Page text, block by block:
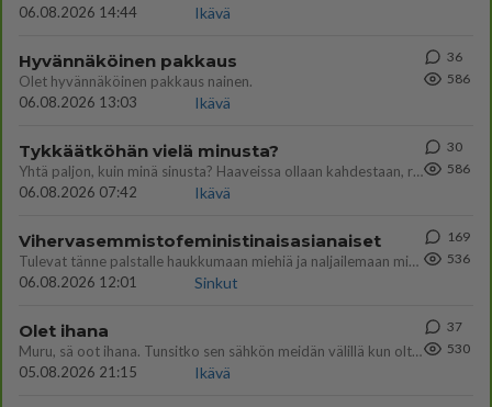
06.08.2026 14:44
Ikävä
Hyvännäköinen pakkaus
Olet hyvännäköinen pakkaus nainen.
06.08.2026 13:03
Ikävä
36
586
Tykkäätköhän vielä minusta?
Yhtä paljon, kuin minä sinusta? Haaveissa ollaan kahdestaan, rauhassa ja lähennytään fyysisesti ja tutustutaan syvemmin
06.08.2026 07:42
Ikävä
30
586
Vihervasemmistofeministinaisasianaiset
Tulevat tänne palstalle haukkumaan miehiä ja naljailemaan miehelle, kehuvat olevansa heitä parempia. Itse asuvat MIEHE
06.08.2026 12:01
Sinkut
169
536
Olet ihana
Muru, sä oot ihana. Tunsitko sen sähkön meidän välillä kun oltiin ihan låhekkäin? 👩‍❤️‍👩❤️😼😘
05.08.2026 21:15
Ikävä
37
530